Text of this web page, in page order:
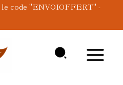
code "ENVOIOFFERT" -